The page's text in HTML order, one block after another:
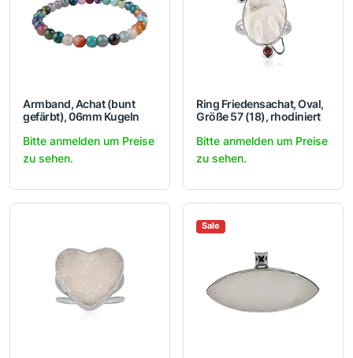
Armband, Achat (bunt
gefärbt), 06mm Kugeln
Bitte anmelden um Preise
zu sehen.
Ring Friedensachat, Oval,
Größe 57 (18), rhodiniert
Bitte anmelden um Preise
zu sehen.
Sale